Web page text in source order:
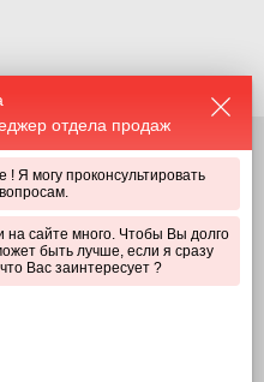
отдела продаж
! Я могу проконсультировать
сайте много. Чтобы Вы долго
быть лучше, если я сразу
Вас заинтересует ?
права защищены
иные материалы сайта
или
в любой форме
разрешения
возможно применение
действующим
При